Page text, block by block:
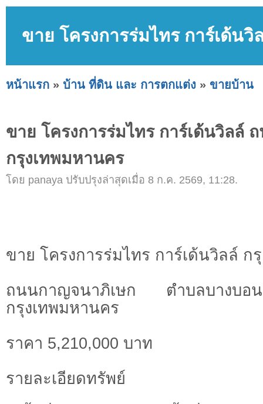
ขาย โครงการร่มไทร การ์เด้น
หน้าแรก » บ้าน ที่ดิน และ การตกแต่ง » ขายบ้าน
ขาย โครงการร่มไทร การ์เด้นวิลล์
กรุงเทพมหานคร
โดย panaya ปรับปรุงล่าสุดเมื่อ 8 ก.ค. 2569, 11:28.
ขาย โครงการร่มไทร การ์เด้นวิลล์ ก
ถนนกาญจนาภิเษก ตำบลบางบอ
กรุงเทพมหานคร
ราคา 5,210,000 บาท
รายละเอียดทรัพย์